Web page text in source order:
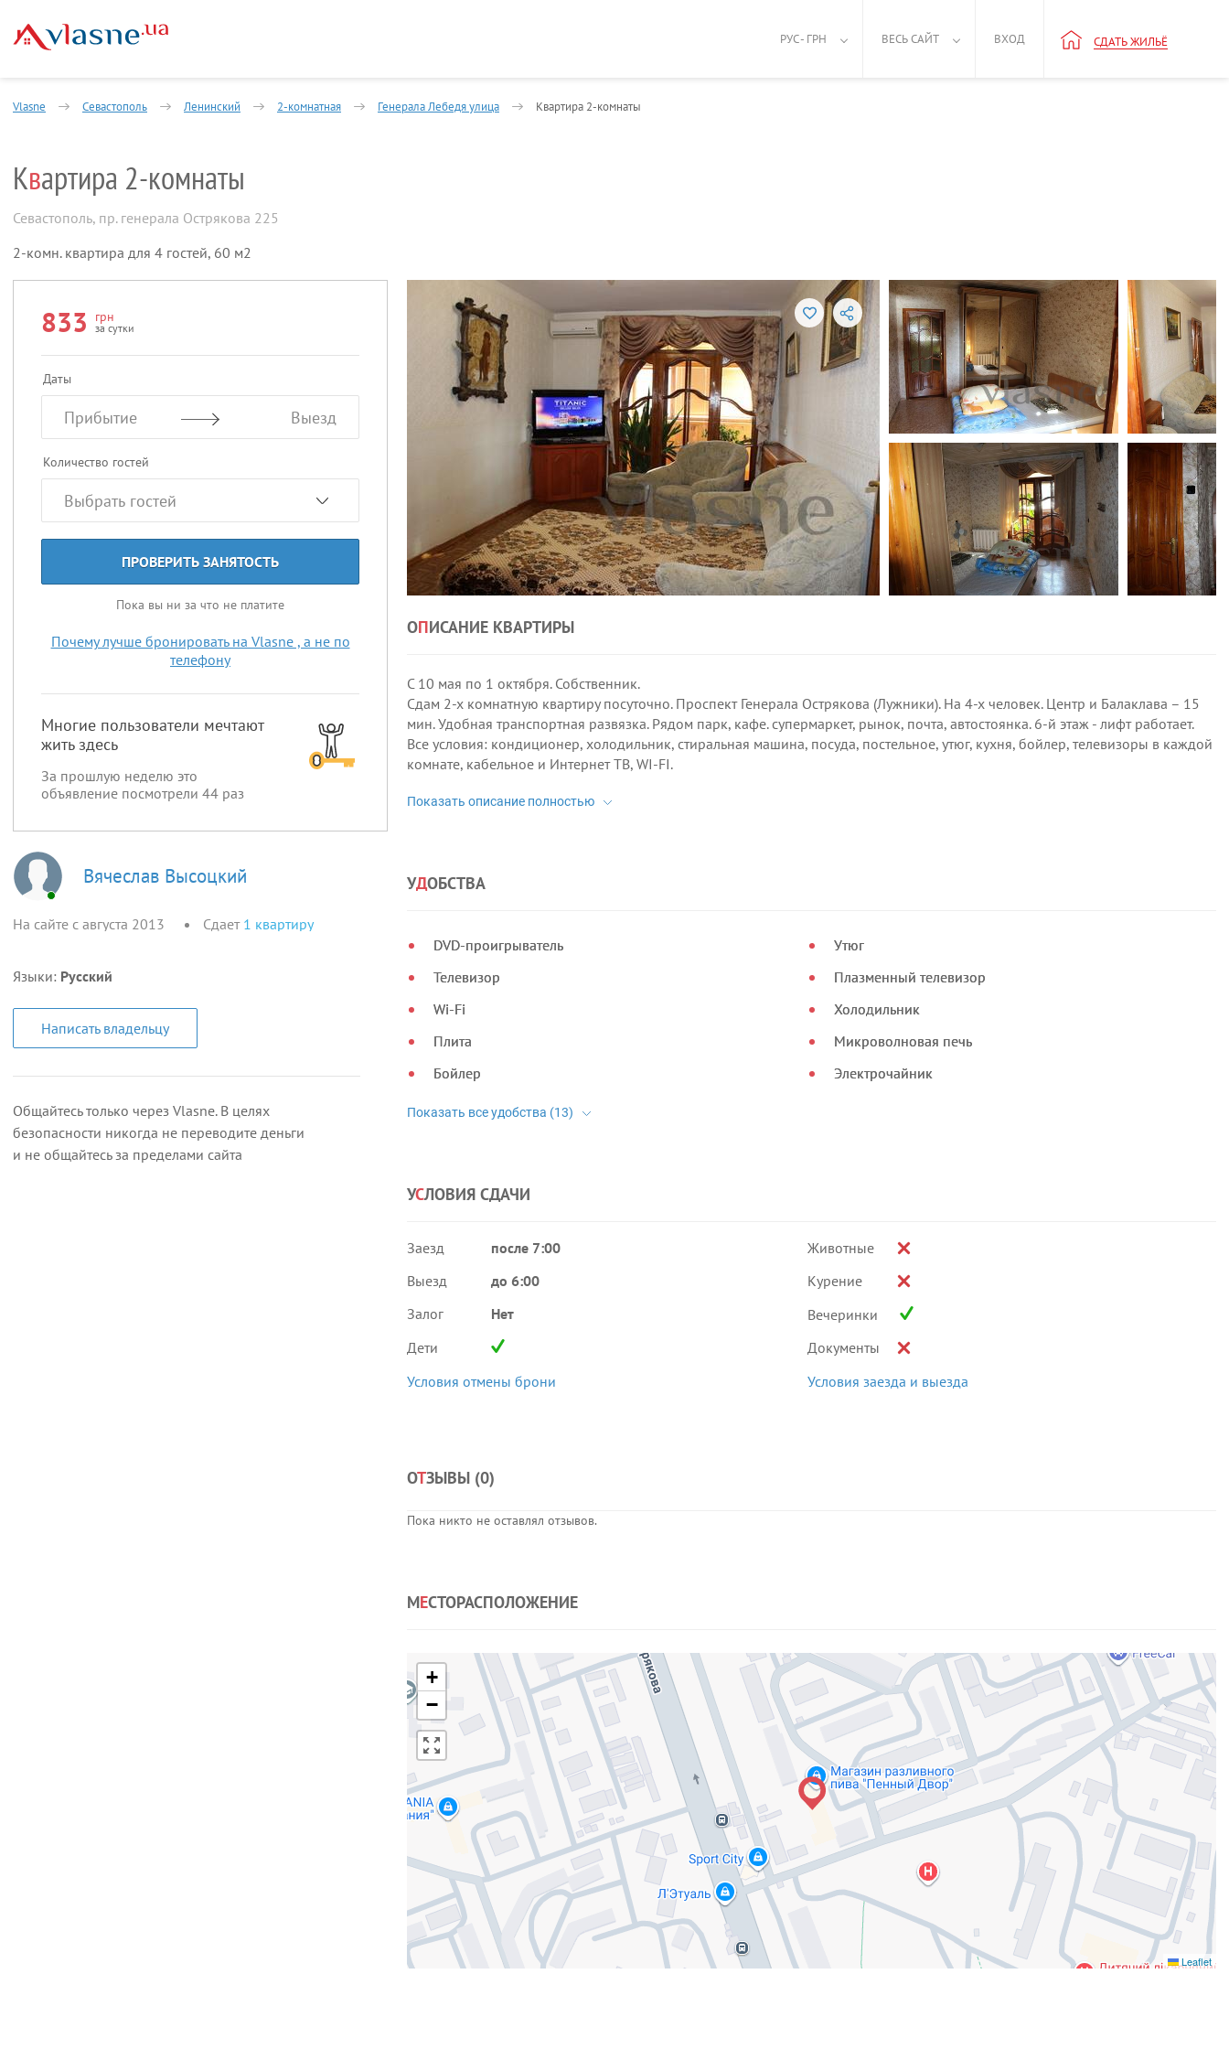
РУС - ГРН ВЕСЬ САЙТ ВХОД СДАТЬ ЖИЛЬЁ
Vlasne Севастополь Ленинский 2-комнатная Генерала Лебедя улица Квартира 2-комнаты
Квартира 2-комнаты
Севастополь, пр. генерала Острякова 225
2-комн. квартира для 4 гостей, 60 м2
833 грн
за сутки
Даты
Прибытие Выезд
Количество гостей
ПРОВЕРИТЬ ЗАНЯТОСТЬ
Пока вы ни за что не платите
Почему лучше бронировать на Vlasne , а не по
телефону
Многие пользователи мечтают
жить здесь
За прошлую неделю это
объявление посмотрели 44 раз
Вячеслав Высоцкий
На сайте с августа 2013 Сдает 1 квартиру
Языки: Русский
Написать владельцу
Общайтесь только через Vlasne. В целях
безопасности никогда не переводите деньги
и не общайтесь за пределами сайта
ОПИСАНИЕ КВАРТИРЫ
С 10 мая по 1 октября. Собственник.
Сдам 2-х комнатную квартиру посуточно. Проспект Генерала Острякова (Лужники). На 4-х человек. Центр и Балаклава – 15
мин. Удобная транспортная развязка. Рядом парк, кафе. супермаркет, рынок, почта, автостоянка. 6-й этаж - лифт работает.
Все условия: кондиционер, холодильник, стиральная машина, посуда, постельное, утюг, кухня, бойлер, телевизоры в каждой
комнате, кабельное и Интернет ТВ, WI-FI.
УДОБСТВА
DVD-проигрыватель
Телевизор
Wi-Fi
Плита
Бойлер
Утюг
Плазменный телевизор
Холодильник
Микроволновая печь
Электрочайник
УСЛОВИЯ СДАЧИ
Заезд
после 7:00
Выезд
до 6:00
Залог
Нет
Дети
Условия отмены брони
Животные
Курение
Вечеринки
Документы
Условия заезда и выезда
ОТЗЫВЫ (0)
Пока никто не оставлял отзывов.
МЕСТОРАСПОЛОЖЕНИЕ
+
−
Leaflet